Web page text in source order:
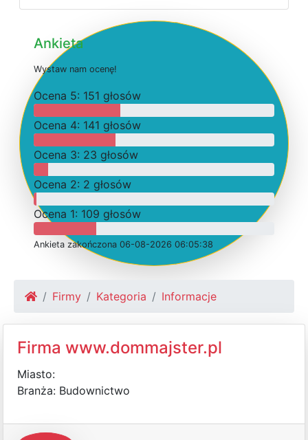
Ankieta
Wystaw nam ocenę!
Ocena 5: 151 głosów
Ocena 4: 141 głosów
Ocena 3: 23 głosów
Ocena 2: 2 głosów
Ocena 1: 109 głosów
Ankieta zakończona 06-08-2026 06:05:38
Firmy Kategoria Informacje
Firma www.dommajster.pl
Miasto:
Branża: Budownictwo